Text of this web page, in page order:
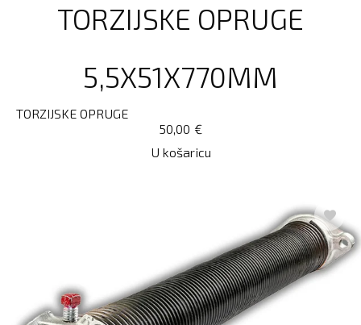
TORZIJSKE OPRUGE
5,5X51X770MM
TORZIJSKE OPRUGE
€
50,00
U košaricu